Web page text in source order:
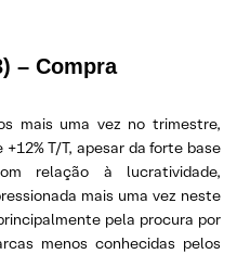
– Compra
mais uma vez no trimestre,
T/T, apesar da forte base
relação à lucratividade,
mais uma vez neste
pela procura por
menos conhecidas pelos